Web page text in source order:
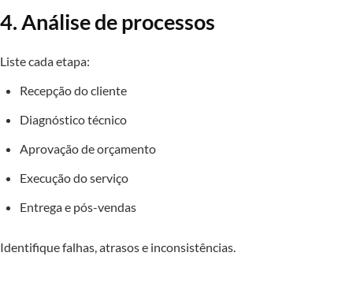
4. Análise de processos
Liste cada etapa:
Recepção do cliente
Diagnóstico técnico
Aprovação de orçamento
Execução do serviço
Entrega e pós-vendas
Identifique falhas, atrasos e inconsistências.